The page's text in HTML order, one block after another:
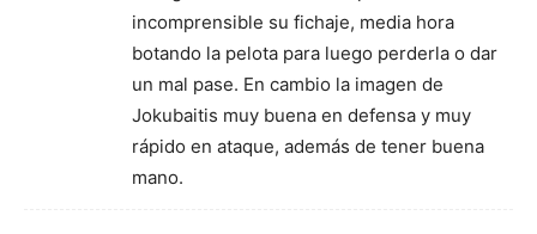
incomprensible su fichaje, media hora
botando la pelota para luego perderla o dar
un mal pase. En cambio la imagen de
Jokubaitis muy buena en defensa y muy
rápido en ataque, además de tener buena
mano.